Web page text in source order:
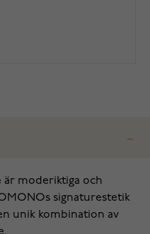
är moderiktiga och
signaturestetik
unik kombination av